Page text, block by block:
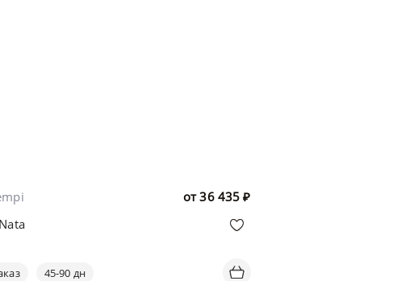
от36 435 ₽
45-90 дн